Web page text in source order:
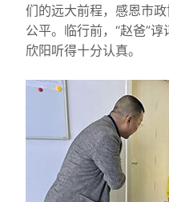
们的远大前程，感恩市
公平。临行前，“赵爸”谆
欣阳听得十分认真。